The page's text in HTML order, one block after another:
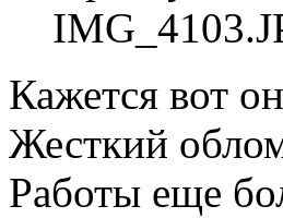
Кажется вот
Жесткий
Работы еще